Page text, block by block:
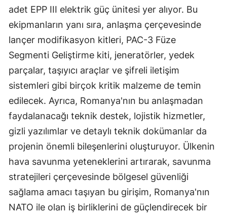
adet EPP III elektrik güç ünitesi yer alıyor. Bu
ekipmanların yanı sıra, anlaşma çerçevesinde
lançer modifikasyon kitleri, PAC-3 Füze
Segmenti Geliştirme kiti, jeneratörler, yedek
parçalar, taşıyıcı araçlar ve şifreli iletişim
sistemleri gibi birçok kritik malzeme de temin
edilecek. Ayrıca, Romanya'nın bu anlaşmadan
faydalanacağı teknik destek, lojistik hizmetler,
gizli yazılımlar ve detaylı teknik dokümanlar da
projenin önemli bileşenlerini oluşturuyor. Ülkenin
hava savunma yeteneklerini artırarak, savunma
stratejileri çerçevesinde bölgesel güvenliği
sağlama amacı taşıyan bu girişim, Romanya'nın
NATO ile olan iş birliklerini de güçlendirecek bir